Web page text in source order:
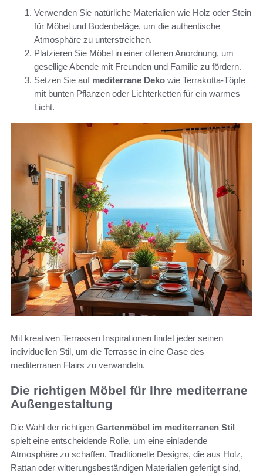
Verwenden Sie natürliche Materialien wie Holz oder Stein
für Möbel und Bodenbeläge, um die authentische
Atmosphäre zu unterstreichen.
Platzieren Sie Möbel in einer offenen Anordnung, um
gesellige Abende mit Freunden und Familie zu fördern.
Setzen Sie auf mediterrane Deko wie Terrakotta-Töpfe
mit bunten Pflanzen oder Lichterketten für ein warmes
Licht.
Mit kreativen Terrassen Inspirationen findet jeder seinen
individuellen Stil, um die Terrasse in eine Oase des
mediterranen Flairs zu verwandeln.
Die richtigen Möbel für Ihre mediterrane
Außengestaltung
Die Wahl der richtigen Gartenmöbel im mediterranen Stil
spielt eine entscheidende Rolle, um eine einladende
Atmosphäre zu schaffen. Traditionelle Designs, die aus Holz,
Rattan oder witterungsbeständigen Materialien gefertigt sind,